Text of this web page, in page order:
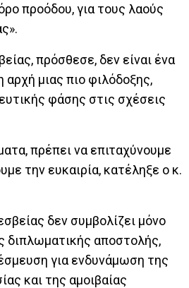
προόδου, για τους λαούς
πρόσθεσε, δεν είναι ένα
αρχή μιας πιο φιλόδοξης,
φάσης στις σχέσεις
πρέπει να επιταχύνουμε
την ευκαιρία, κατέληξε ο κ.
δεν συμβολίζει μόνο
διπλωματικής αποστολής,
για ενδυνάμωση της
και της αμοιβαίας